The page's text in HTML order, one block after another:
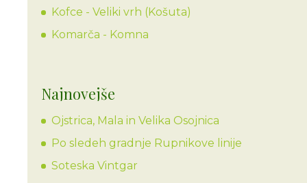
Kofce - Veliki vrh (Košuta)
Komarča - Komna
Najnovejše
Ojstrica, Mala in Velika Osojnica
Po sledeh gradnje Rupnikove linije
Soteska Vintgar